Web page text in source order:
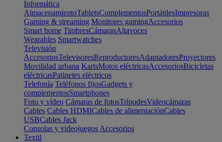
Informática
AlmacenamientoTabletsComplementosPortátilesImpresoras
Gaming & streaming Monitores gamingAccesorios
Smart home TimbresCámarasAltavoces
Wearables Smartwatches
Televisión
AccesoriosTelevisoresReproductoresAdaptadoresProyectores
Movilidad urbana KartsMotos eléctricasAccesoriosBicicletas
eléctricasPatinetes eléctricos
Telefonía Teléfonos fijosGadgets y
complementosSmartphones
Foto y vídeo Cámaras de fotosTrípodesVideocámaras
Cables Cables HDMICables de alimentaciónCables
USBCables Jack
Consolas y videojuegos Accesorios
Textil